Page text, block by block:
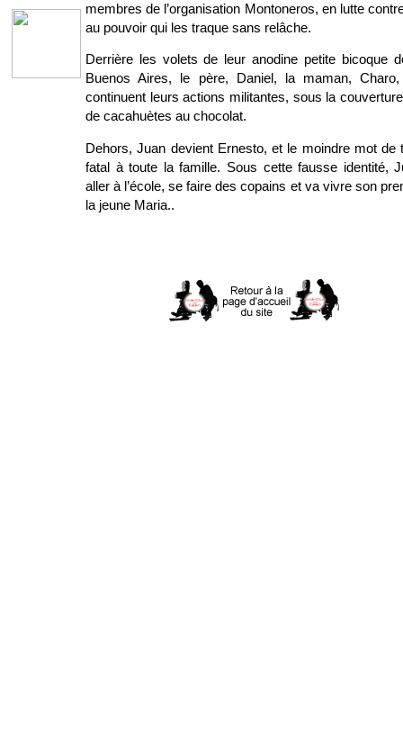
membres de l’organisation Montoneros, en lutte
au pouvoir qui les traque sans relâche.
Derrière les volets de leur anodine petite bicoque
Buenos Aires, le père, Daniel, la maman,
continuent leurs actions militantes, sous la
de cacahuètes au chocolat.
Dehors, Juan devient Ernesto, et le moindre mot de
fatal à toute la famille. Sous cette fausse identité,
aller à l’école, se faire des copains et va vivre son
la jeune Maria..